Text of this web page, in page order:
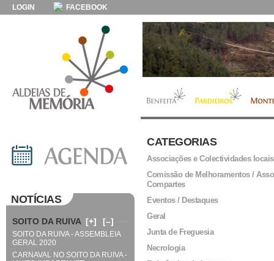
LOGIN FACEBOOK
CATEGORIAS
Associações e Colectividades locais
Comissão de Melhoramentos /
Compartes
Eventos / Destaques
Geral
Junta de Freguesia
Necrologia
NOTÍCIAS
SOITO DA RUIVA [+] [–]
SOITO DA RUIVA - ASSEMBLEIA
GERAL 2020
CARNAVAL NO SOITO DA RUIVA -